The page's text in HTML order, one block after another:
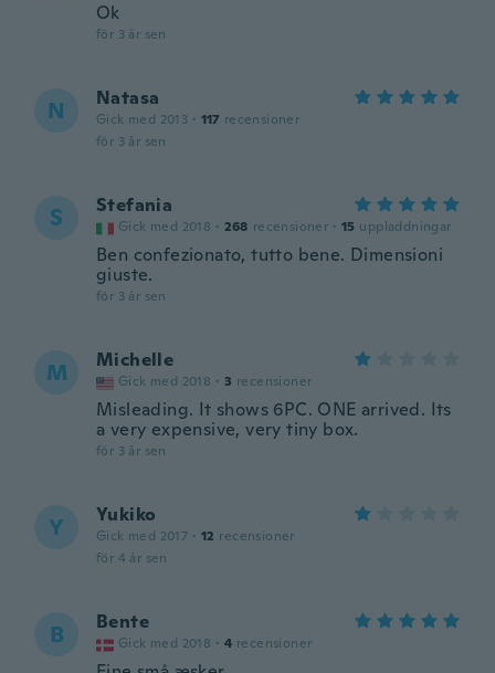
Ok
för 3 år sen
N Natasa
Gick med 2013 · 117 recensioner
för 3 år sen
S Stefania
Gick med 2018 · 268 recensioner · 15 uppladdningar
Ben confezionato, tutto bene. Dimensioni
giuste.
för 3 år sen
M Michelle
Gick med 2018 · 3 recensioner
Misleading. It shows 6PC. ONE arrived. Its
a very expensive, very tiny box.
för 3 år sen
Y Yukiko
Gick med 2017 · 12 recensioner
för 4 år sen
B Bente
Gick med 2018 · 4 recensioner